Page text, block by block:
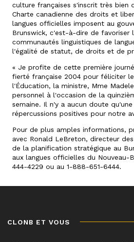
culture françaises s'inscrit très bien
Charte canadienne des droits et
langues officielles imposent au
Brunswick, c'est-à-dire de favoriser
communautés linguistiques de
l'égalité de statut, de droits et de
« Je profite de cette première
fierté française 2004 pour féliciter
l'Éducation, la ministre, Mme
personnel à l'occasion de la
semaine. Il n'y a aucun doute
répercussions positives pour notre
Pour de plus amples informations,
avec Ronald LeBreton, directeur
de la planification stratégique au
aux langues officielles du Nouveau-
444-4229 ou au 1-888-651-6444.
CLONB ET VOUS